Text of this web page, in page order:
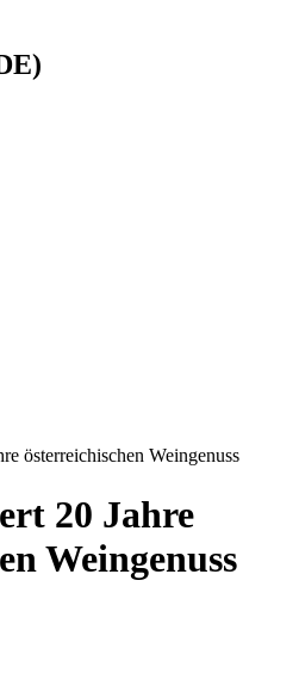
österreichischen Weingenuss
20 Jahre
Weingenuss